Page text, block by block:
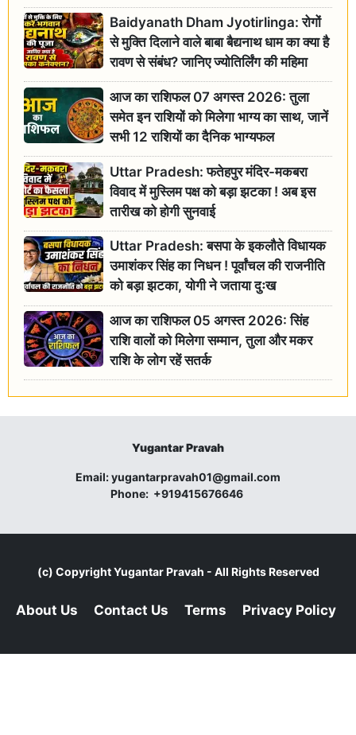
Baidyanath Dham Jyotirlinga: रोगों
से मुक्ति दिलाने वाले बाबा बैद्यनाथ धाम का क्या है
रावण से संबंध? जानिए ज्योतिर्लिंग की महिमा
आज का राशिफल 07 अगस्त 2026: तुला
समेत इन राशियों को मिलेगा भाग्य का साथ, जानें
सभी 12 राशियों का दैनिक भाग्यफल
Uttar Pradesh: फतेहपुर मंदिर-मकबरा
विवाद में मुस्लिम पक्ष को बड़ा झटका ! अब इस
तारीख को होगी सुनवाई
Uttar Pradesh: बसपा के इकलौते विधायक
उमाशंकर सिंह का निधन ! पूर्वांचल की राजनीति
को बड़ा झटका, योगी ने जताया दुःख
आज का राशिफल 05 अगस्त 2026: सिंह
राशि वालों को मिलेगा सम्मान, तुला और मकर
राशि के लोग रहें सतर्क
Yugantar Pravah
Email:yugantarpravah01@gmail.com
Phone: +919415676646
(c) CopyrightYugantar Pravah - All Rights Reserved
About Us Contact Us Terms Privacy Policy